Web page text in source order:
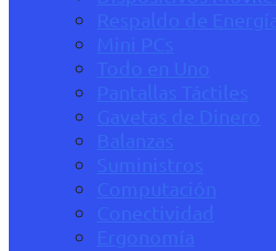
Respaldo de
Mini PCs
Todo en Uno
Pantallas Táctiles
Gavetas de Dinero
Balanzas
Suministros
Computación
Conectividad
Ergonomía